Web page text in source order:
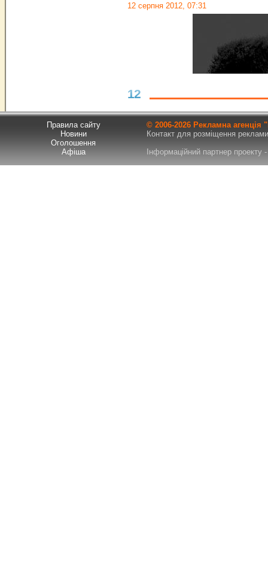
12 серпня 2012, 07:31
12
Правила сайту
Новини
Оголошення
Афіша
© 2006-2026 Рекламна
Контакт для розміщення
Інформаційний партнер проекту